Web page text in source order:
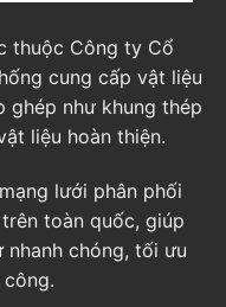
thuộc Công ty Cổ
cung cấp vật liệu
ghép như khung thép
liệu hoàn thiện.
lưới phân phối
toàn quốc, giúp
chóng, tối ưu